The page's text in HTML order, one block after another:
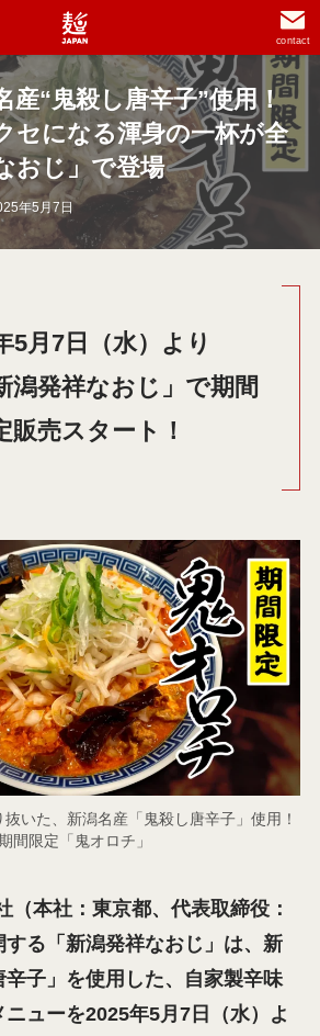
contact
産“鬼殺し唐辛子”使用！
セになる渾身の一杯が全
おじ」で登場
年5月7日
5月7日（水）より
潟発祥なおじ」で期間
販売スタート！
いた、新潟名産「鬼殺し唐辛子」使用！
間限定「鬼オロチ」
（本社：東京都、代表取締役：
る「新潟発祥なおじ」は、新
子」を使用した、自家製辛味
ューを2025年5月7日（水）よ